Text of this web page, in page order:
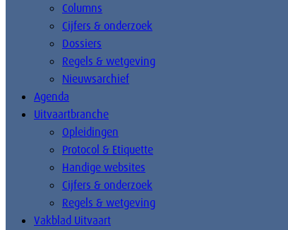
Columns
Cijfers & onderzoek
Dossiers
Regels & wetgeving
Nieuwsarchief
Agenda
Uitvaartbranche
Opleidingen
Protocol & Etiquette
Handige websites
Cijfers & onderzoek
Regels & wetgeving
Vakblad Uitvaart